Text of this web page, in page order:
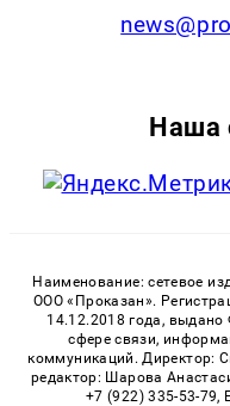
Наша
Наименование: сетевое
ООО «Проказан».
14.12.2018 года,
сфере связи,
коммуникаций. Директор:
редактор: Шарова
+7 (922) 335-53-79,